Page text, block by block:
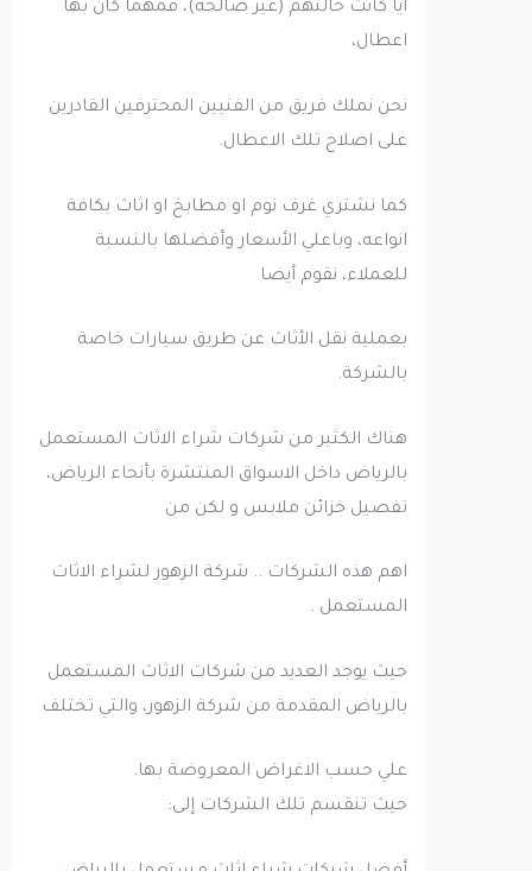
أيا كانت حالتهم (غير صالحة)، فمهما كان بها
اعطال،
نحن نملك فريق من الفنيين المحترفين القادرين
على اصلاح تلك الاعطال.
كما نشتري غرف نوم او مطابخ او اثاث بكافة
انواعه، وباعلي الأسعار وأفضلها بالنسبة
للعملاء، نقوم أيضا
بعملية نقل الأثاث عن طريق سيارات خاصة
بالشركة.
هناك الكثير من شركات شراء الاثاث المستعمل
بالرياض داخل الاسواق المنتشرة بأنحاء الرياض،
تفصيل خزائن ملابس و لكن من
اهم هذه الشركات .. شركة الزهور لشراء الاثاث
المستعمل .
حيث يوجد العديد من شركات الاثاث المستعمل
بالرياض المقدمة من شركة الزهور، والتي تختلف
علي حسب الاغراض المعروضة بها.
حيث تنقسم تلك الشركات إلى: